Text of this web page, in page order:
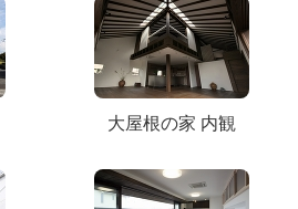
大屋根の家 内観